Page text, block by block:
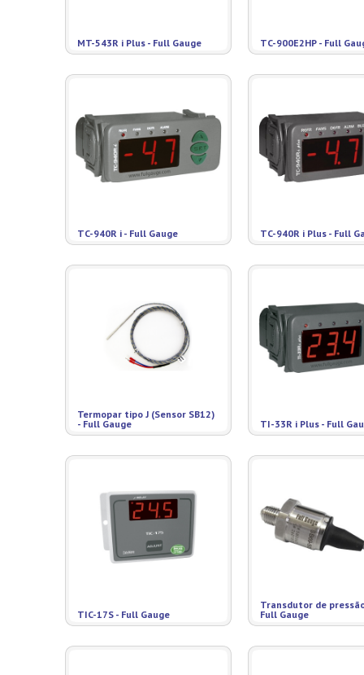
MT-543R i Plus - Full Gauge TC-900E2HP - Full
TC-940R i - Full Gauge TC-940R i Plus - Full
Termopar tipo J (Sensor SB12)
- Full Gauge
TI-33R i Plus - Full
TIC-17S - Full Gauge
Transdutor de
Full Gauge